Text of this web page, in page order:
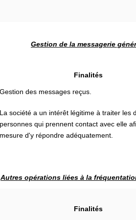
Gestion de la messagerie
Finalités
Gestion des messages reçus.
La société a un intérêt légitime à traiter les
personnes qui prennent contact avec elle
mesure d'y répondre adéquatement.
Autres opérations liées à la
Finalités